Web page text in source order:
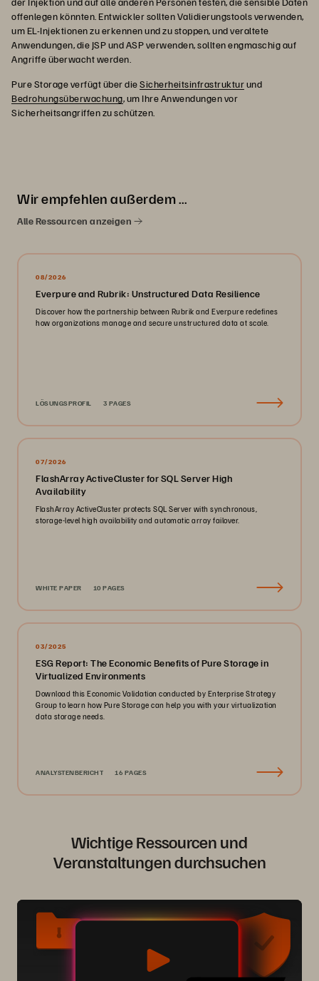
offenlegen könnten. Entwickler sollten Validierungstools verwenden,
um EL-Injektionen zu erkennen und zu stoppen, und veraltete
Anwendungen, die JSP und ASP verwenden, sollten engmaschig auf
Angriffe überwacht werden.
Pure Storage verfügt über dieSicherheitsinfrastrukturund
Bedrohungsüberwachung, um Ihre Anwendungen vor
Sicherheitsangriffen zu schützen.
Wir empfehlen außerdem …
Alle Ressourcen anzeigen
08/2026
Everpure and Rubrik: Unstructured Data Resilience
Discover how the partnership between Rubrik and Everpure redefines
how organizations manage and secure unstructured data at scale.
LÖSUNGSPROFIL 3 PAGES
07/2026
FlashArray ActiveCluster for SQL Server High
Availability
FlashArray ActiveCluster protects SQL Server with synchronous,
storage-level high availability and automatic array failover.
WHITE PAPER 10 PAGES
03/2025
ESG Report: The Economic Benefits of Pure Storage in
Virtualized Environments
Download this Economic Validation conducted by Enterprise Strategy
Group to learn how Pure Storage can help you with your virtualization
data storage needs.
ANALYSTENBERICHT 16 PAGES
Wichtige Ressourcen und
Veranstaltungen durchsuchen